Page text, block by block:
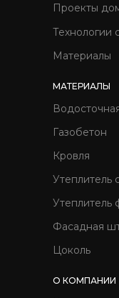
Газобетон
Кровля
МАТЕРИАЛЫ
Утеплитель
Утеплитель
Фасадная
Цоколь
Проекты
Технологии
Материалы
О КОМПАНИИ